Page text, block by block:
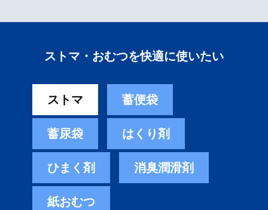
ストマ・おむつを快適に使いたい
ストマ 蓄便袋
蓄尿袋 はくり剤
ひまく剤 消臭潤滑剤
紙おむつ